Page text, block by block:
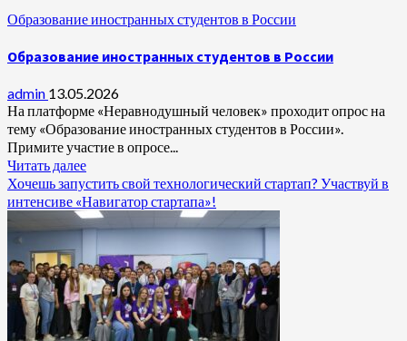
Образование иностранных студентов в России
Образование иностранных студентов в России
admin 13.05.2026
На платформе «Неравнодушный человек» проходит опрос на
тему «Образование иностранных студентов в России».
Примите участие в опросе...
Читать далее
Хочешь запустить свой технологический стартап? Участвуй в
интенсиве «Навигатор стартапа»!